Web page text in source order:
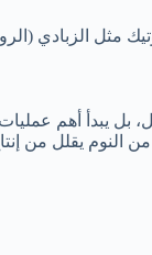
مثل الزبادي
يقلل من